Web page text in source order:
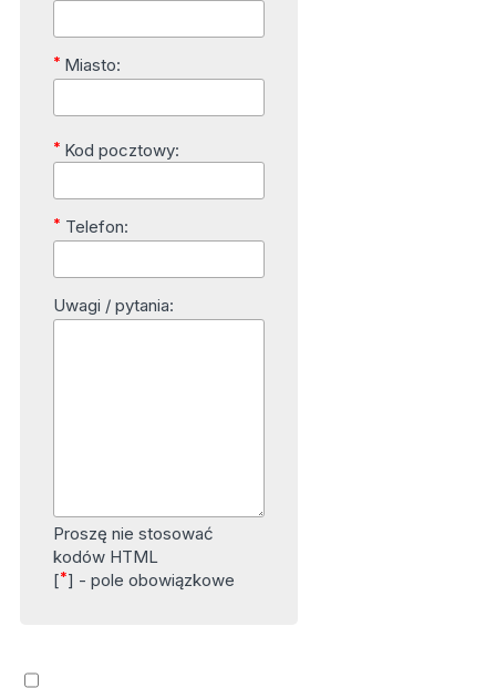
* Miasto:
* Kod pocztowy:
* Telefon:
Uwagi / pytania:
Proszę nie stosować
kodów HTML
[*] - pole obowiązkowe